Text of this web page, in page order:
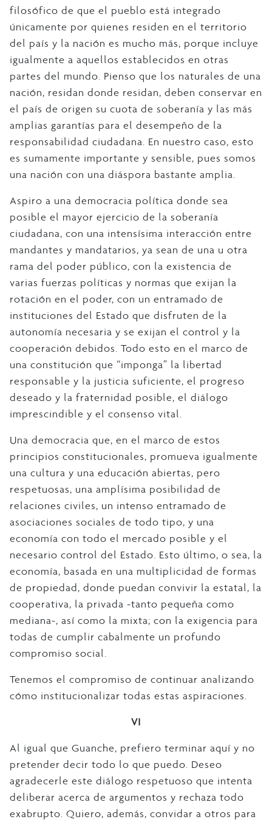
filosófico de que el pueblo está integrado
únicamente por quienes residen en el territorio
del país y la nación es mucho más, porque incluye
igualmente a aquellos establecidos en otras
partes del mundo. Pienso que los naturales de una
nación, residan donde residan, deben conservar en
el país de origen su cuota de soberanía y las más
amplias garantías para el desempeño de la
responsabilidad ciudadana. En nuestro caso, esto
es sumamente importante y sensible, pues somos
una nación con una diáspora bastante amplia.
Aspiro a una democracia política donde sea
posible el mayor ejercicio de la soberanía
ciudadana, con una intensísima interacción entre
mandantes y mandatarios, ya sean de una u otra
rama del poder público, con la existencia de
varias fuerzas políticas y normas que exijan la
rotación en el poder, con un entramado de
instituciones del Estado que disfruten de la
autonomía necesaria y se exijan el control y la
cooperación debidos. Todo esto en el marco de
una constitución que “imponga” la libertad
responsable y la justicia suficiente, el progreso
deseado y la fraternidad posible, el diálogo
imprescindible y el consenso vital.
Una democracia que, en el marco de estos
principios constitucionales, promueva igualmente
una cultura y una educación abiertas, pero
respetuosas, una amplísima posibilidad de
relaciones civiles, un intenso entramado de
asociaciones sociales de todo tipo, y una
economía con todo el mercado posible y el
necesario control del Estado. Esto último, o sea, la
economía, basada en una multiplicidad de formas
de propiedad, donde puedan convivir la estatal, la
cooperativa, la privada -tanto pequeña como
mediana-, así como la mixta; con la exigencia para
todas de cumplir cabalmente un profundo
compromiso social.
Tenemos el compromiso de continuar analizando
cómo institucionalizar todas estas aspiraciones.
VI
Al igual que Guanche, prefiero terminar aquí y no
pretender decir todo lo que puedo. Deseo
agradecerle este diálogo respetuoso que intenta
deliberar acerca de argumentos y rechaza todo
exabrupto. Quiero, además, convidar a otros para